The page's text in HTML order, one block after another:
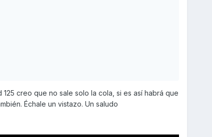
creo que no sale solo la cola, si es así habrá que
Échale un vistazo. Un saludo